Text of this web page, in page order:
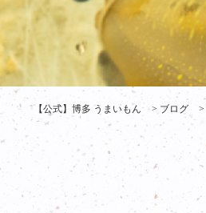
【公式】博多 うまいもん > ブログ >